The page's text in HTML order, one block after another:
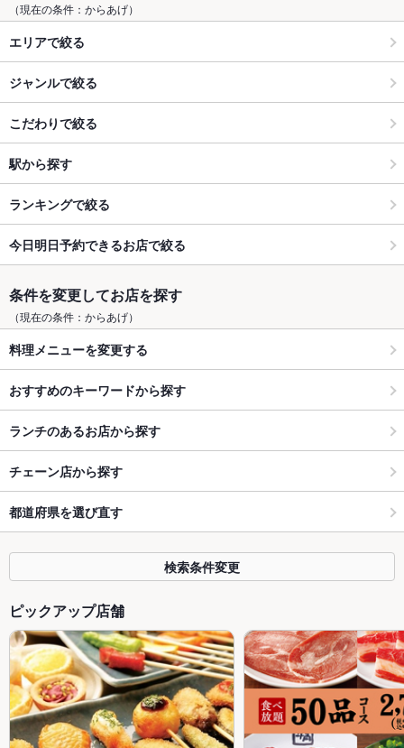
（現在の条件：からあげ）
エリアで絞る
ジャンルで絞る
こだわりで絞る
駅から探す
ランキングで絞る
今日明日予約できるお店で絞る
条件を変更してお店を探す
（現在の条件：からあげ）
料理メニューを変更する
おすすめのキーワードから探す
ランチのあるお店から探す
チェーン店から探す
都道府県を選び直す
検索条件変更
ピックアップ店舗